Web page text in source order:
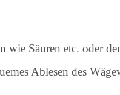
Säuren etc. oder
Ablesen des